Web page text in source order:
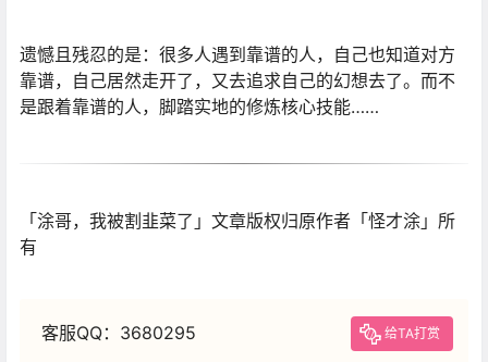
遗憾且残忍的是：很多人遇到靠谱的人，自己也知道对方
靠谱，自己居然走开了，又去追求自己的幻想去了。而不
是跟着靠谱的人，脚踏实地的修炼核心技能……
「涂哥，我被割韭菜了」文章版权归原作者「怪才涂」所
有
客服QQ：3680295 给TA打赏